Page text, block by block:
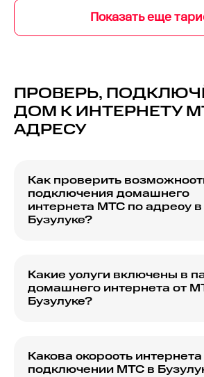
ПРОВЕРЬ,
ДОМ К ИНТЕРНЕТУ
АДРЕСУ
Как проверить
подключения домашнего
интернета МТС по адресу в
Бузулуке?
на сайте, где необходимо
После проверки вы получите
доступных тарифах и вариантах
Какие услуги включены в
домашнего интернета от
Бузулуке?
подключения дополнительных
Какова скорость
подключении МТС в